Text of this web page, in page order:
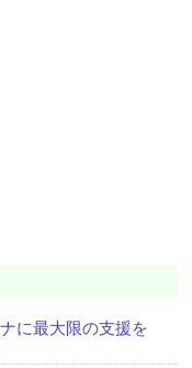
に最大限の支援を